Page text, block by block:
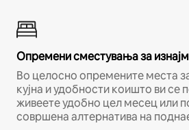
Опремени сместувања за
Во целосно опремените места
кујна и удобности коишто ви се
живеете удобно цел месец или
совршена алтернатива на